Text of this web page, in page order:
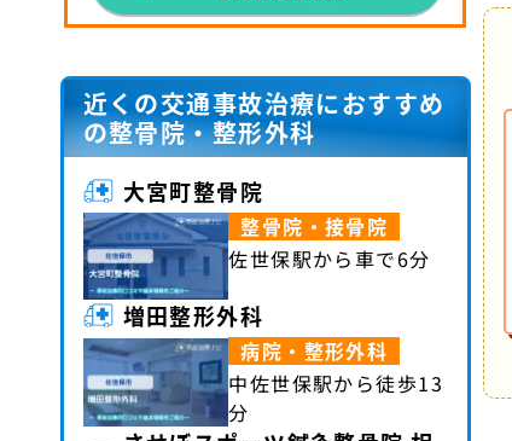
近くの交通事故治療におすすめ
の整骨院・整形外科
大宮町整骨院
整骨院・接骨院
佐世保駅から車で6分
増田整形外科
病院・整形外科
中佐世保駅から徒歩13
分